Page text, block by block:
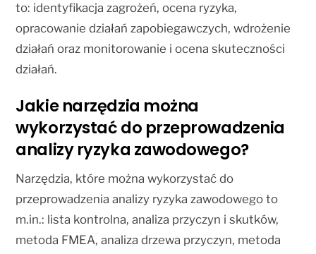
to: identyfikacja zagrożeń, ocena ryzyka,
opracowanie działań zapobiegawczych, wdrożenie
działań oraz monitorowanie i ocena skuteczności
działań.
Jakie narzędzia można
wykorzystać do przeprowadzenia
analizy ryzyka zawodowego?
Narzędzia, które można wykorzystać do
przeprowadzenia analizy ryzyka zawodowego to
m.in.: lista kontrolna, analiza przyczyn i skutków,
metoda FMEA, analiza drzewa przyczyn, metoda